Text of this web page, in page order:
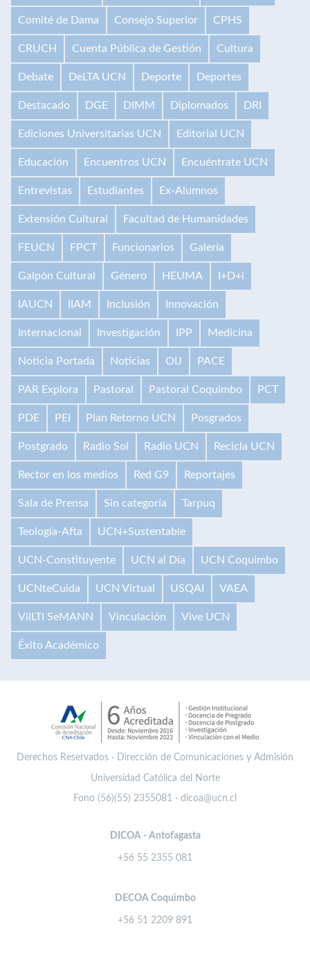
Comité de Dama Consejo Superior CPHS
CRUCH Cuenta Pública de Gestión Cultura
Debate DeLTA UCN Deporte Deportes
Destacado DGE DIMM Diplomados DRI
Ediciones Universitarias UCN Editorial UCN
Educación Encuentros UCN Encuéntrate UCN
Entrevistas Estudiantes Ex-Alumnos
Extensión Cultural Facultad de Humanidades
FEUCN FPCT Funcionarios Galería
Galpón Cultural Género HEUMA I+D+i
IAUCN IIAM Inclusión Innovación
Internacional Investigación IPP Medicina
Noticia Portada Noticias OIJ PACE
PAR Explora Pastoral Pastoral Coquimbo PCT
PDE PEI Plan Retorno UCN Posgrados
Postgrado Radio Sol Radio UCN Recicla UCN
Rector en los medios Red G9 Reportajes
Sala de Prensa Sin categoría Tarpuq
Teología-Afta UCN+Sustentable
UCN-Constituyente UCN al Día UCN Coquimbo
UCNteCuida UCN Virtual USQAI VAEA
VilLTI SeMANN Vinculación Vive UCN
Éxito Académico
Derechos Reservados · Dirección de Comunicaciones y Admisión
Universidad Católica del Norte
Fono (56)(55) 2355081 · dicoa@ucn.cl
DICOA - Antofagasta
+56 55 2355 081
DECOA Coquimbo
+56 51 2209 891